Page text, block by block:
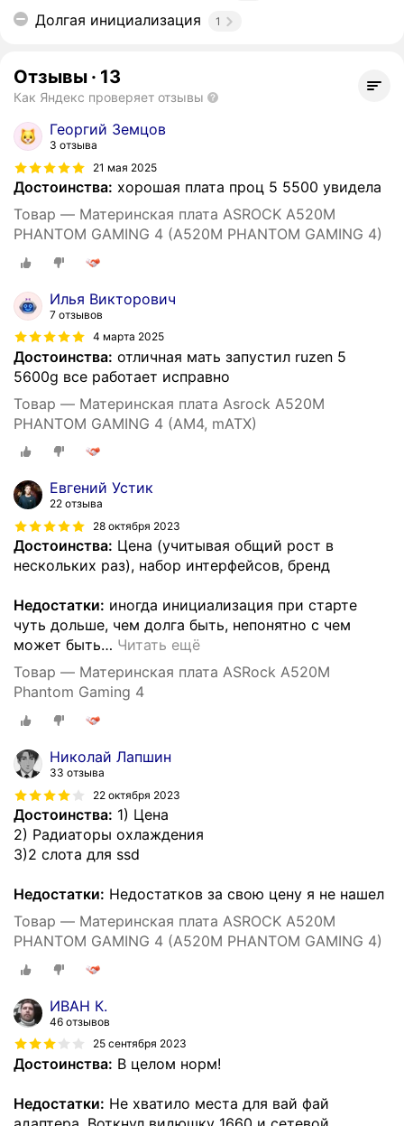
Долгая инициализация 1
Отзывы · 13
Как Яндекс проверяет отзывы
Георгий Земцов
3 отзыва
21 мая 2025
Достоинства: хорошая плата проц 5 5500 увидела
Товар — Материнская плата ASROCK A520M
PHANTOM GAMING 4 (A520M PHANTOM GAMING 4)
Илья Викторович
7 отзывов
4 марта 2025
Достоинства: отличная мать запустил ruzen 5
5600g все работает исправно
Товар — Материнская плата Asrock A520M
PHANTOM GAMING 4 (AM4, mATX)
Евгений Устик
22 отзыва
28 октября 2023
Достоинства: Цена (учитывая общий рост в
нескольких раз), набор интерфейсов, бренд
Недостатки: иногда инициализация при старте
чуть дольше, чем долга быть, непонятно с чем
может быть… Читать ещё
Товар — Материнская плата ASRock A520M
Phantom Gaming 4
Николай Лапшин
33 отзыва
22 октября 2023
Достоинства: 1) Цена
2) Радиаторы охлаждения
3)2 слота для ssd
Недостатки: Недостатков за свою цену я не нашел
Товар — Материнская плата ASROCK A520M
PHANTOM GAMING 4 (A520M PHANTOM GAMING 4)
ИВАН К.
46 отзывов
25 сентября 2023
Достоинства: В целом норм!
Недостатки: Не хватило места для вай фай